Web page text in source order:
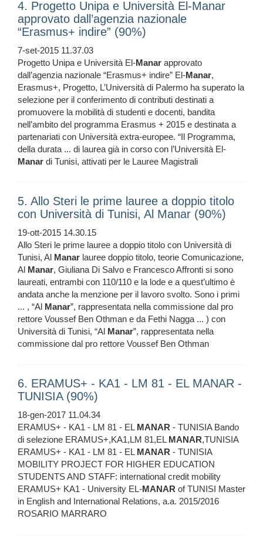
4. Progetto Unipa e Università El-Manar
approvato dall’agenzia nazionale
“Erasmus+ indire” (90%)
7-set-2015 11.37.03
Progetto Unipa e Università El-Manar approvato
dall’agenzia nazionale “Erasmus+ indire” El-Manar,
Erasmus+, Progetto, L’Università di Palermo ha superato la
selezione per il conferimento di contributi destinati a
promuovere la mobilità di studenti e docenti, bandita
nell’ambito del programma Erasmus + 2015 e destinata a
partenariati con Università extra-europee. “Il Programma,
della durata ... di laurea già in corso con l’Università El-
Manar di Tunisi, attivati per le Lauree Magistrali
5. Allo Steri le prime lauree a doppio titolo
con Università di Tunisi, Al Manar (90%)
19-ott-2015 14.30.15
Allo Steri le prime lauree a doppio titolo con Università di
Tunisi, Al Manar lauree doppio titolo, teorie Comunicazione,
Al Manar, Giuliana Di Salvo e Francesco Affronti si sono
laureati, entrambi con 110/110 e la lode e a quest’ultimo è
andata anche la menzione per il lavoro svolto. Sono i primi
... , “Al Manar”, rappresentata nella commissione dal pro
rettore Voussef Ben Othman e da Fethi Nagga ... ) con
Università di Tunisi, “Al Manar”, rappresentata nella
commissione dal pro rettore Voussef Ben Othman
6. ERAMUS+ - KA1 - LM 81 - EL MANAR -
TUNISIA (90%)
18-gen-2017 11.04.34
ERAMUS+ - KA1 - LM 81 - EL MANAR - TUNISIA Bando
di selezione ERAMUS+,KA1,LM 81,EL MANAR,TUNISIA
ERAMUS+ - KA1 - LM 81 - EL MANAR - TUNISIA
MOBILITY PROJECT FOR HIGHER EDUCATION
STUDENTS AND STAFF: international credit mobility
ERAMUS+ KA1 - University EL-MANAR of TUNISI Master
in English and International Relations, a.a. 2015/2016
ROSARIO MARRARO